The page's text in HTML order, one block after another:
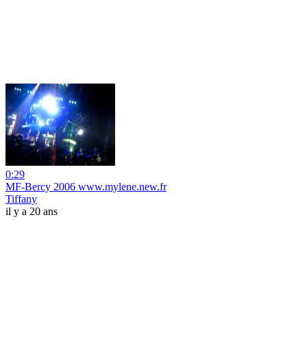
0:29
MF-Bercy 2006 www.mylene.new.fr
Tiffany
il y a 20 ans